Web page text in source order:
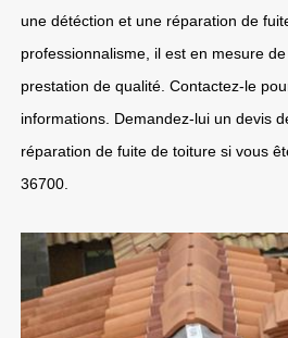
une détéction et une réparation de
professionnalisme, il est en mesure
prestation de qualité. Contactez-le
informations. Demandez-lui un devis
réparation de fuite de toiture si vous
36700.